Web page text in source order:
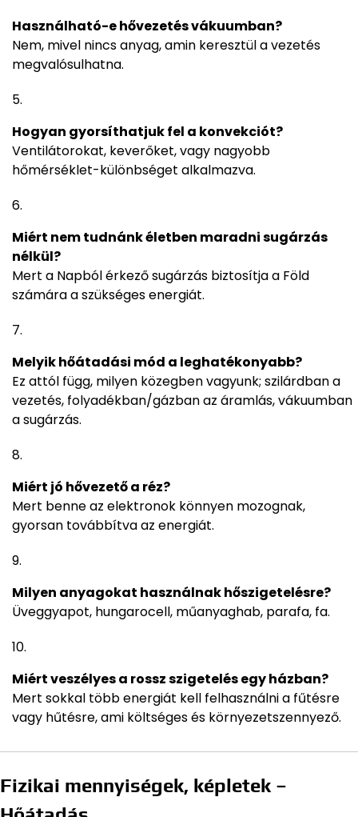
Használható-e hővezetés vákuumban?
Nem, mivel nincs anyag, amin keresztül a vezetés
megvalósulhatna.
Hogyan gyorsíthatjuk fel a konvekciót?
Ventilátorokat, keverőket, vagy nagyobb
hőmérséklet-különbséget alkalmazva.
Miért nem tudnánk életben maradni sugárzás
nélkül?
Mert a Napból érkező sugárzás biztosítja a Föld
számára a szükséges energiát.
Melyik hőátadási mód a leghatékonyabb?
Ez attól függ, milyen közegben vagyunk; szilárdban a
vezetés, folyadékban/gázban az áramlás, vákuumban
a sugárzás.
Miért jó hővezető a réz?
Mert benne az elektronok könnyen mozognak,
gyorsan továbbítva az energiát.
Milyen anyagokat használnak hőszigetelésre?
Üveggyapot, hungarocell, műanyaghab, parafa, fa.
Miért veszélyes a rossz szigetelés egy házban?
Mert sokkal több energiát kell felhasználni a fűtésre
vagy hűtésre, ami költséges és környezetszennyező.
Fizikai mennyiségek, képletek –